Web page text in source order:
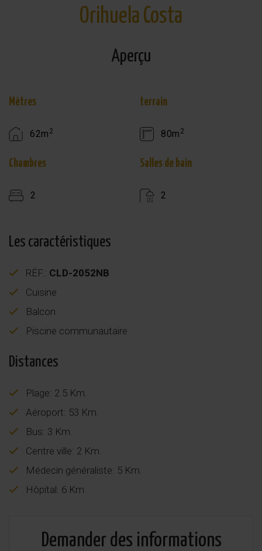
Orihuela Costa
Aperçu
Mètres
62m 2
terrain
80m 2
Chambres
2
Salles de bain
2
Les caractéristiques
RÉF.: CLD-2052NB
Cuisine
Balcon
Piscine communautaire
Distances
Plage: 2.5 Km.
Aéroport: 53 Km.
Bus: 3 Km.
Centre ville: 2 Km.
Médecin généraliste: 5 Km.
Hôpital: 6 Km.
Demander des informations